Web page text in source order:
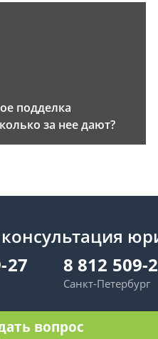
подделка
за нее дают?
27
8 812 509-
Санкт-Петербург
вопрос